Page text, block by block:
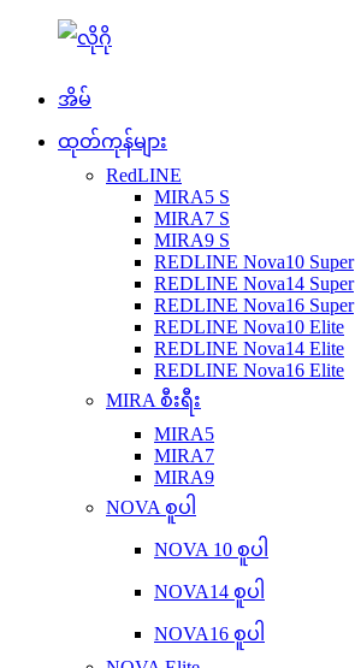
အိမ်
ထုတ်ကုန်များ
RedLINE
MIRA5 S
MIRA7 S
MIRA9 S
REDLINE Nova10 Super
REDLINE Nova14 Super
REDLINE Nova16 Super
REDLINE Nova10 Elite
REDLINE Nova14 Elite
REDLINE Nova16 Elite
MIRA စီးရီး
MIRA5
MIRA7
MIRA9
NOVA စူပါ
NOVA 10 စူပါ
NOVA14 စူပါ
NOVA16 စူပါ